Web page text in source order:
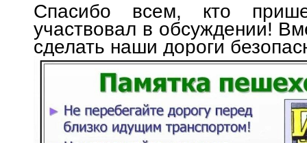
Спасибо всем, кто
участвовал в обсуждении!
сделать наши дороги